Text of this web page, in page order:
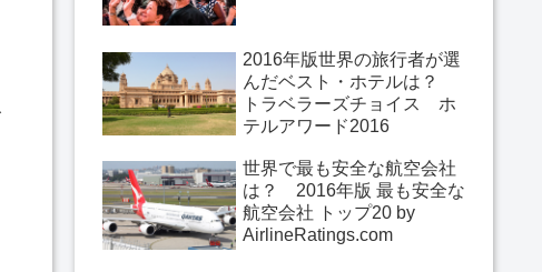
2016年版世界の旅行者が選
んだベスト・ホテルは？
トラベラーズチョイス ホ
テルアワード2016
世界で最も安全な航空会社
は？ 2016年版 最も安全な
航空会社 トップ20 by
AirlineRatings.com